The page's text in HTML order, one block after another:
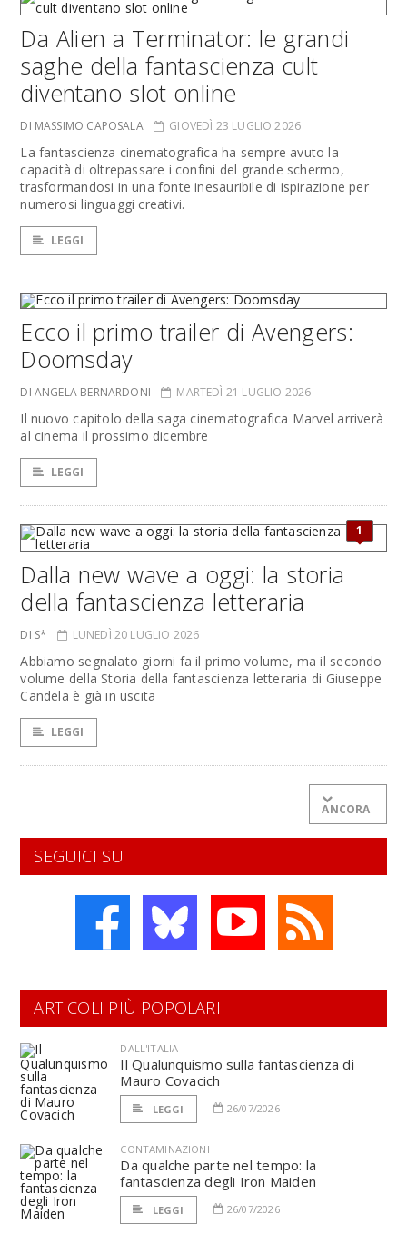
Da Alien a Terminator: le grandi
saghe della fantascienza cult
diventano slot online
DI MASSIMO CAPOSALA GIOVEDÌ 23 LUGLIO 2026
La fantascienza cinematografica ha sempre avuto la
capacità di oltrepassare i confini del grande schermo,
trasformandosi in una fonte inesauribile di ispirazione per
numerosi linguaggi creativi.
LEGGI
Ecco il primo trailer di Avengers:
Doomsday
DI ANGELA BERNARDONI MARTEDÌ 21 LUGLIO 2026
Il nuovo capitolo della saga cinematografica Marvel arriverà
al cinema il prossimo dicembre
LEGGI
1
Dalla new wave a oggi: la storia
della fantascienza letteraria
DI S* LUNEDÌ 20 LUGLIO 2026
Abbiamo segnalato giorni fa il primo volume, ma il secondo
volume della Storia della fantascienza letteraria di Giuseppe
Candela è già in uscita
LEGGI
ANCORA
SEGUICI SU
ARTICOLI PIÙ POPOLARI
DALL'ITALIA
Il Qualunquismo sulla fantascienza di
Mauro Covacich
LEGGI 26/07/2026
CONTAMINAZIONI
Da qualche parte nel tempo: la
fantascienza degli Iron Maiden
LEGGI 26/07/2026